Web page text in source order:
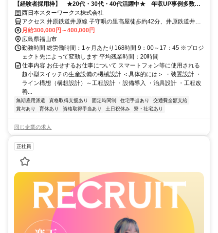
【経験者採用枠】 ★20代・30代・40代活躍中★ 年収UP事例多数！
◎広島U・Iターン補助充実◎
西日本スターワークス株式会社
アクセス 井原鉄道井原線 子守唄の里高屋徒歩約42分、井原鉄道井原
線 御領（広島県）徒歩約47分、井原鉄道井原線 いずえ徒歩約58分
月給300,000円～400,000円
広島県福山市
勤務時間 総労働時間：1ヶ月あたり168時間 9：00～17：45 ※プロジ
ェクト先によって変動します 平均残業時間：20時間
仕事内容 お任せするお仕事について スマートフォン等に使用される
超小型スイッチの生産設備の機械設計 ＜具体的には＞ ・装置設計 ・
ライン構想（構想設計）～工程設計 ・設備導入 ・治具設計 ・工程改
善...
無期雇用派遣 資格取得支援あり 固定時間制 住宅手当あり
交通費全額支給
賞与あり
育休あり 資格取得手当あり 土日祝休み 寮・社宅あり
同じ企業の求人
正社員